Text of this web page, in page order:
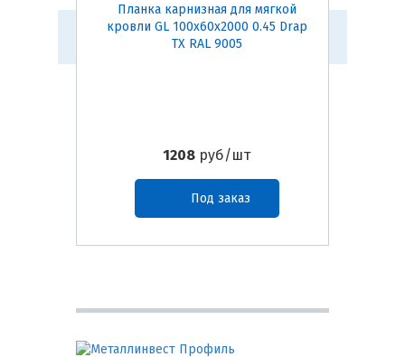
Планка карнизная для мягкой
кровли GL 100х60х2000 0.45 Drap
TX RAL 9005
1208 руб/шт
Под заказ